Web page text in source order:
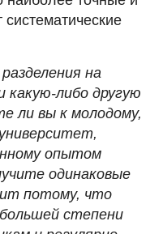
на
какую-либо другую
ли вы к молодому,
опытом
одинаковые
потому, что
степени